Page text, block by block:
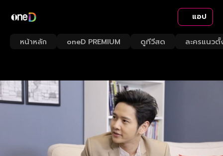
แอป
หน้าหลัก oneD PREMIUM ดูทีวีสด ละครแนวตั้